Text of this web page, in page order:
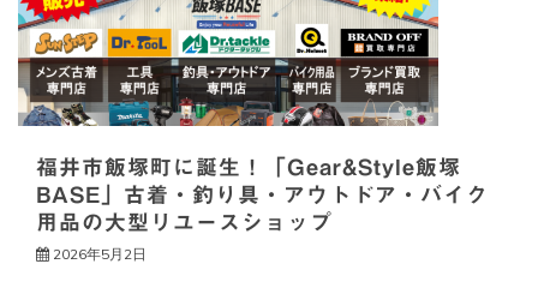
福井市飯塚町に誕生！「Gear&Style飯塚
BASE」古着・釣り具・アウトドア・バイク
用品の大型リユースショップ
2026年5月2日